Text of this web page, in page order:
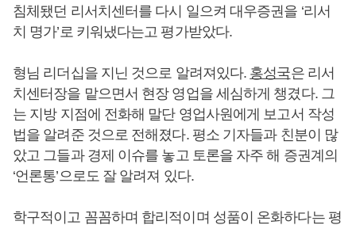
침체됐던 리서치센터를 다시 일으켜 대우증권을 ‘리서
치 명가’로 키워냈다는고 평가받았다.
형님 리더십을 지닌 것으로 알려져있다. 홍성국은 리서
치센터장을 맡으면서 현장 영업을 세심하게 챙겼다. 그
는 지방 지점에 전화해 말단 영업사원에게 보고서 작성
법을 알려준 것으로 전해졌다. 평소 기자들과 친분이 많
았고 그들과 경제 이슈를 놓고 토론을 자주 해 증권계의
‘언론통’으로도 잘 알려져 있다.
학구적이고 꼼꼼하며 합리적이며 성품이 온화하다는 평